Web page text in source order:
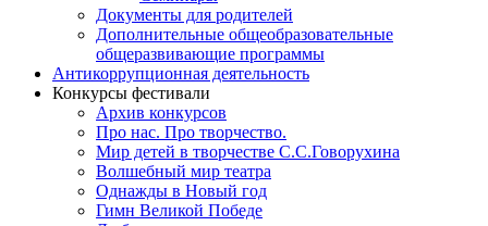
Документы для родителей
Дополнительные общеобразовательные
общеразвивающие программы
Антикоррупционная деятельность
Конкурсы фестивали
Архив конкурсов
Про нас. Про творчество.
Мир детей в творчестве С.С.Говорухина
Волшебный мир театра
Однажды в Новый год
Гимн Великой Победе